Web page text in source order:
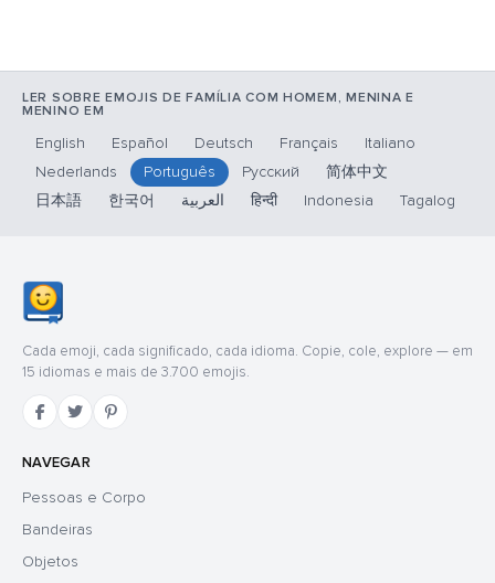
LER SOBRE EMOJIS DE FAMÍLIA COM HOMEM, MENINA E
MENINO EM
English Español Deutsch Français
Italiano
Nederlands
Português Русский
简体中文
日本語
한국어 العربية हिन्दी Indonesia Tagalog
Cada emoji, cada significado, cada idioma. Copie, cole, explore — em
15 idiomas e mais de 3.700 emojis.
NAVEGAR
Pessoas e Corpo
Bandeiras
Objetos